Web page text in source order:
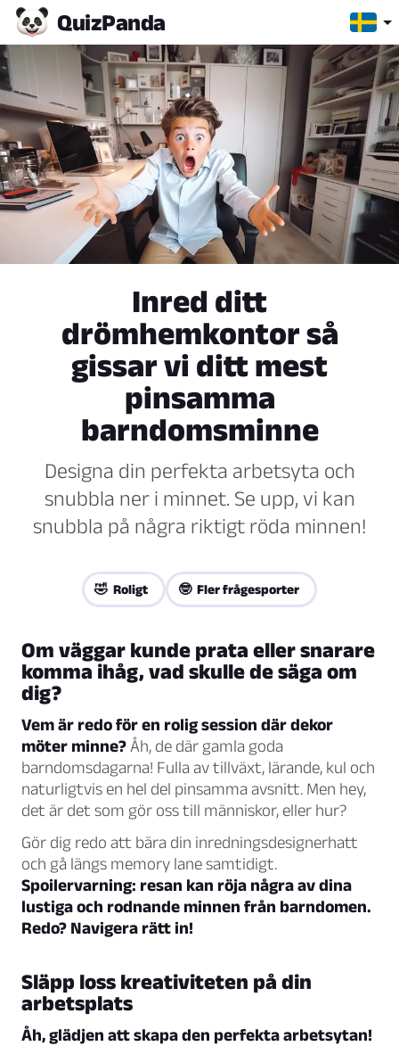
QuizPanda
Inred ditt
drömhemkontor så
gissar vi ditt mest
pinsamma
barndomsminne
Designa din perfekta arbetsyta och
snubbla ner i minnet. Se upp, vi kan
snubbla på några riktigt röda minnen!
🤣 Roligt 🤓 Fler frågesporter
Om väggar kunde prata eller snarare
komma ihåg, vad skulle de säga om
dig?
Vem är redo för en rolig session där dekor
möter minne?Åh, de där gamla goda
barndomsdagarna! Fulla av tillväxt, lärande, kul och
naturligtvis en hel del pinsamma avsnitt. Men hey,
det är det som gör oss till människor, eller hur?
Gör dig redo att bära din inredningsdesignerhatt
och gå längs memory lane samtidigt.
Spoilervarning: resan kan röja några av dina
lustiga och rodnande minnen från barndomen.
Redo? Navigera rätt in!
Släpp loss kreativiteten på din
arbetsplats
Åh, glädjen att skapa den perfekta arbetsytan!